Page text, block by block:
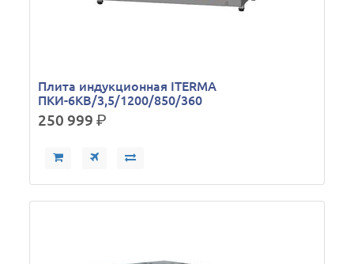
Плита индукционная ITERMA
ПКИ-6КВ/3,5/1200/850/360
250 999р.